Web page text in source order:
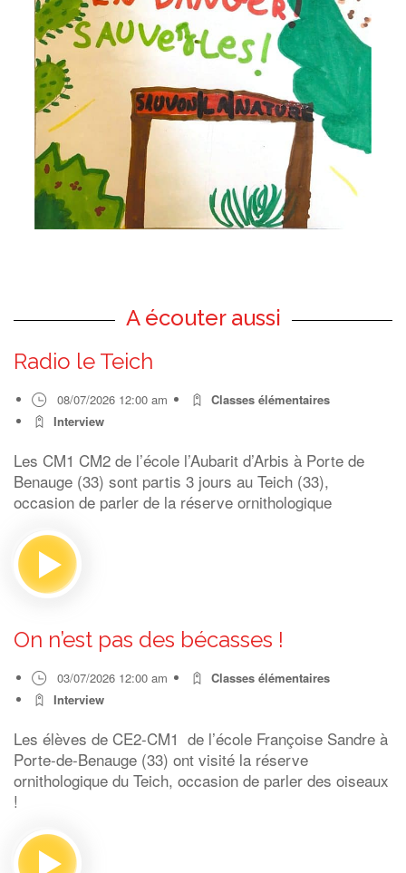
A écouter aussi
Radio le Teich
08/07/2026 12:00 am
Classes élémentaires
Interview
Les CM1 CM2 de l’école l’Aubarit d’Arbis à Porte de
Benauge (33) sont partis 3 jours au Teich (33),
occasion de parler de la réserve ornithologique
On n’est pas des bécasses !
03/07/2026 12:00 am
Classes élémentaires
Interview
Les élèves de CE2-CM1 de l’école Françoise Sandre à
Porte-de-Benauge (33) ont visité la réserve
ornithologique du Teich, occasion de parler des oiseaux
!